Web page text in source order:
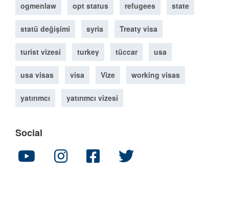
ogmenlaw opt status refugees state
statü değişimi syria Treaty visa
turist vizesi turkey tüccar usa
usa visas visa Vize working visas
yatırımcı yatırımcı vizesi
Social